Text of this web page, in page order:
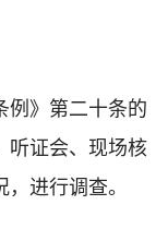
》第二十条的
听证会、现场核
进行调查。